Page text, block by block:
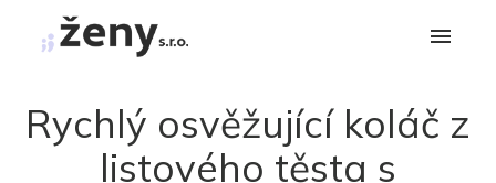
Rychlý osvěžující koláč z
listového těsta s